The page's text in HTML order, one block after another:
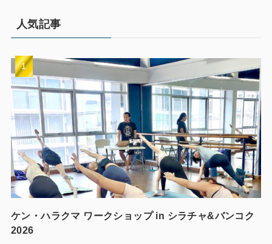
人気記事
ケン・ハラクマ ワークショップ in シラチャ&バンコク
2026